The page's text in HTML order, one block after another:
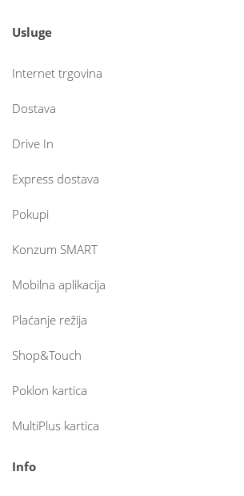
Usluge
Internet trgovina
Dostava
Drive In
Express dostava
Pokupi
Konzum SMART
Mobilna aplikacija
Plaćanje režija
Shop&Touch
Poklon kartica
MultiPlus kartica
Info